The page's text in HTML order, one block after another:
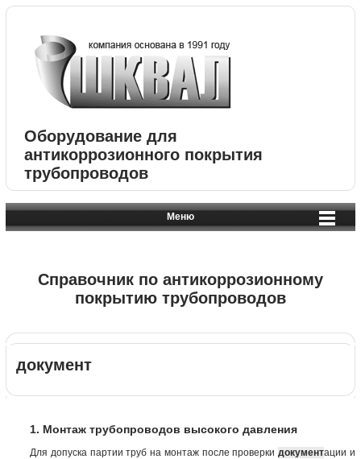
Оборудование для
антикоррозионного покрытия
трубопроводов
Меню
Справочник по антикоррозионному
покрытию трубопроводов
документ
1. Монтаж трубопроводов высокого давления
Для допуска партии труб на монтаж после проверкидокументации и